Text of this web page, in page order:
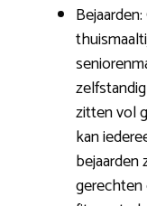
zitten vol
kan
bejaarden